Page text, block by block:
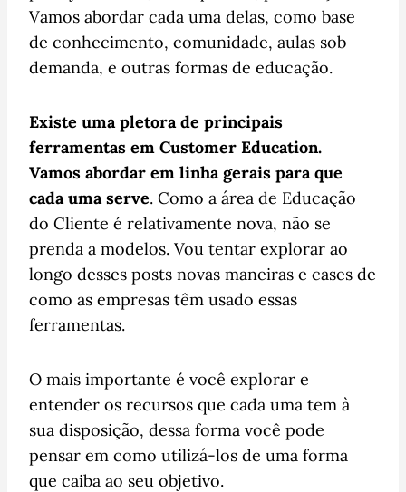
Vamos abordar cada uma delas, como base
de conhecimento, comunidade, aulas sob
demanda, e outras formas de educação.
Existe uma pletora de principais
ferramentas em Customer Education.
Vamos abordar em linha gerais para que
cada uma serve. Como a área de Educação
do Cliente é relativamente nova, não se
prenda a modelos. Vou tentar explorar ao
longo desses posts novas maneiras e cases de
como as empresas têm usado essas
ferramentas.
O mais importante é você explorar e
entender os recursos que cada uma tem à
sua disposição, dessa forma você pode
pensar em como utilizá-los de uma forma
que caiba ao seu objetivo.